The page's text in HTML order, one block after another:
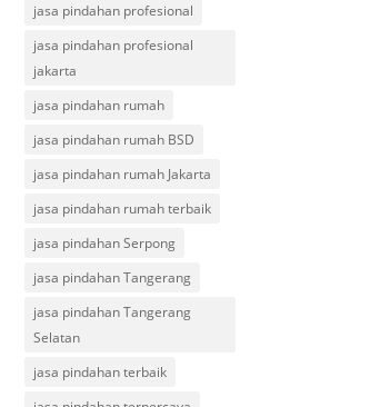
jasa pindahan profesional
jasa pindahan profesional
jakarta
jasa pindahan rumah
jasa pindahan rumah BSD
jasa pindahan rumah Jakarta
jasa pindahan rumah terbaik
jasa pindahan Serpong
jasa pindahan Tangerang
jasa pindahan Tangerang
Selatan
jasa pindahan terbaik